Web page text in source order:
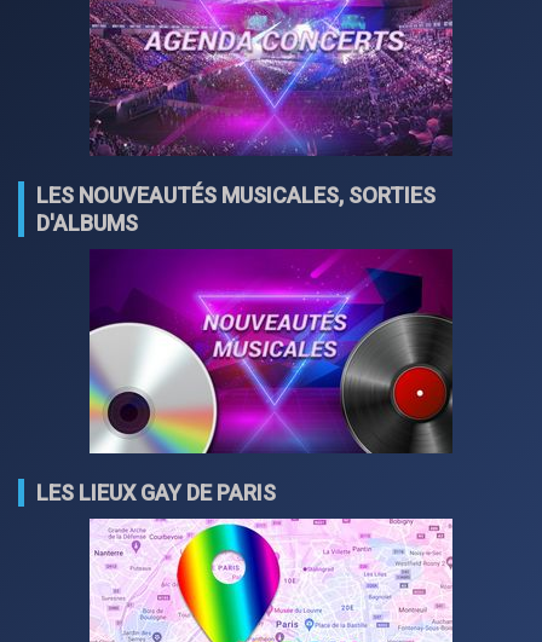
LES NOUVEAUTÉS MUSICALES, SORTIES
D'ALBUMS
LES LIEUX GAY DE PARIS